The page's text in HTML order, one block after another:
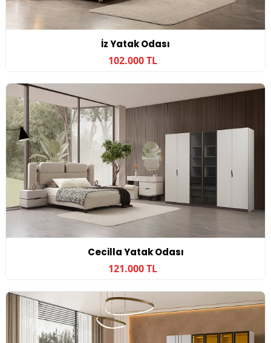
İz Yatak Odası
102.000 TL
Cecilla Yatak Odası
121.000 TL